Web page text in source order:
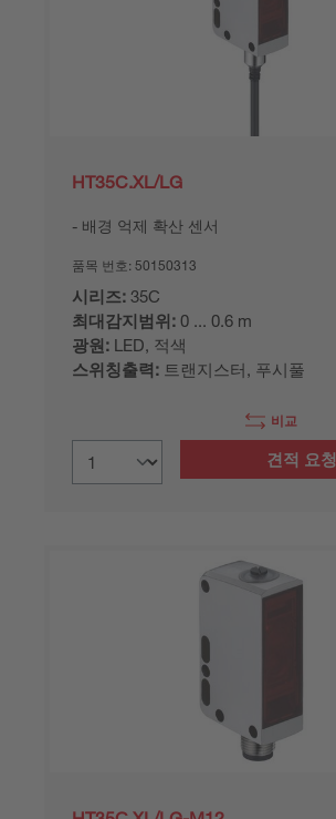
HT35C.XL/LG
배경 억제 확산 센서
품목 번호: 50150313
시리즈: 35C
최대감지범위: 0 ... 0.6 m
광원: LED, 적색
스위칭출력: 트랜지스터, 푸시풀
비교
견적 요청